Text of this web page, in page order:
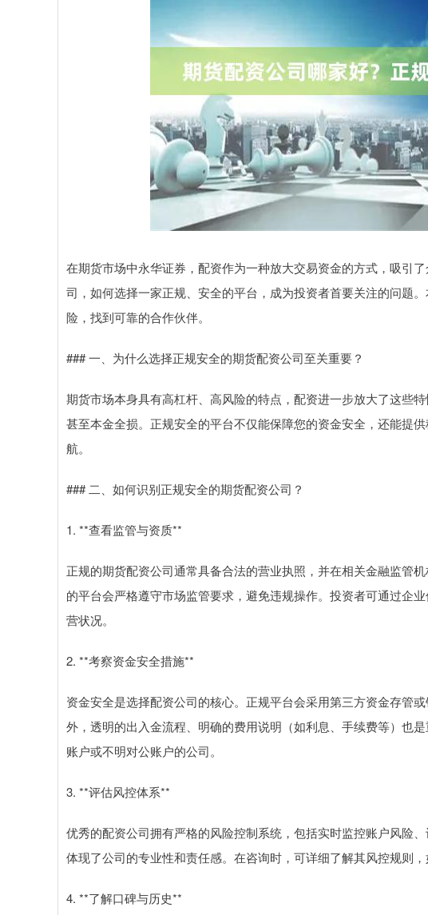
在期货市场中永华证券，配资作为一种放大交易资金的方式，吸引
司，如何选择一家正规、安全的平台，成为投资者首要关注的问题
险，找到可靠的合作伙伴。
### 一、为什么选择正规安全的期货配资公司至关重要？
期货市场本身具有高杠杆、高风险的特点，配资进一步放大了这些
甚至本金全损。正规安全的平台不仅能保障您的资金安全，还能提
航。
### 二、如何识别正规安全的期货配资公司？
1. **查看监管与资质**
正规的期货配资公司通常具备合法的营业执照，并在相关金融监管
的平台会严格遵守市场监管要求，避免违规操作。投资者可通过企
营状况。
2. **考察资金安全措施**
资金安全是选择配资公司的核心。正规平台会采用第三方资金存管
外，透明的出入金流程、明确的费用说明（如利息、手续费等）也
账户或不明对公账户的公司。
3. **评估风控体系**
优秀的配资公司拥有严格的风险控制系统，包括实时监控账户风险
体现了公司的专业性和责任感。在咨询时，可详细了解其风控规则，
4. **了解口碑与历史**